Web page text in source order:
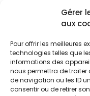
Gérer
aux
Pour offrir les meilleures
technologies telles que
informations des
nous permettra de
de navigation ou les ID
consentir ou de retirer
Aucun